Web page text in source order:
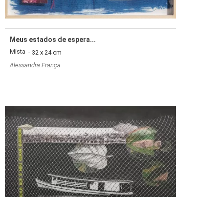
Meus estados de espera...
Mista - 32 x 24 cm
Alessandra França